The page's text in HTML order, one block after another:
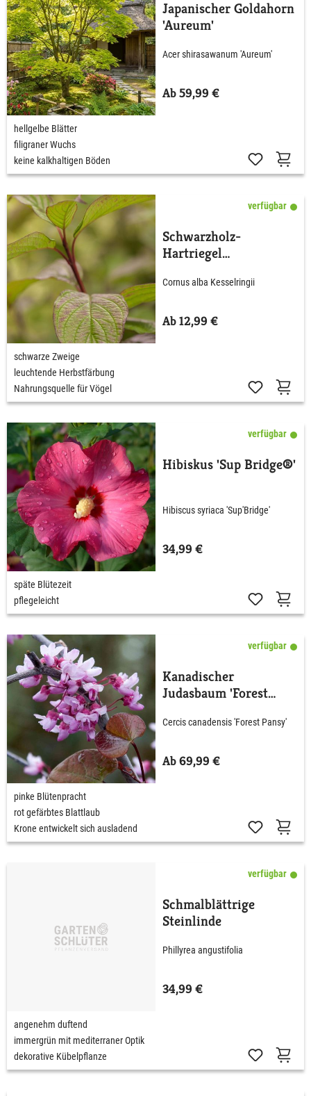
Japanischer Goldahorn
'Aureum'
Acer shirasawanum 'Aureum'
Ab 59,99 €
hellgelbe Blätter
filigraner Wuchs
keine kalkhaltigen Böden
verfügbar
Schwarzholz-
Hartriegel
Cornus alba Kesselringii
Ab 12,99 €
schwarze Zweige
leuchtende Herbstfärbung
Nahrungsquelle für Vögel
verfügbar
Hibiskus 'Sup Bridge®'
Hibiscus syriaca 'Sup'Bridge'
34,99 €
späte Blütezeit
pflegeleicht
verfügbar
Kanadischer
Judasbaum 'Forest
Cercis canadensis 'Forest Pansy'
Ab 69,99 €
pinke Blütenpracht
rot gefärbtes Blattlaub
Krone entwickelt sich ausladend
verfügbar
Schmalblättrige
Steinlinde
Phillyrea angustifolia
34,99 €
angenehm duftend
immergrün mit mediterraner Optik
dekorative Kübelpflanze